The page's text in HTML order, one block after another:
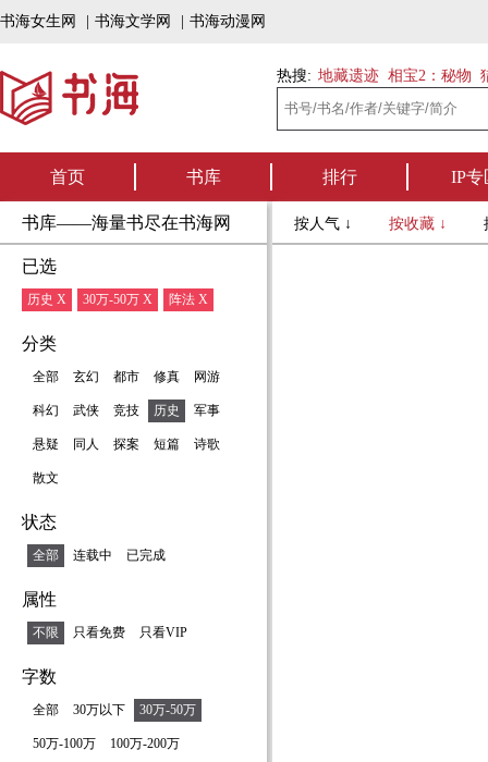
书海女生网 书海文学网 书海动漫网
热搜: 地藏遗迹 相宝2：秘物
首页 书库 排行 IP专
书库——海量书尽在书海网
已选
历史 X 30万-50万 X 阵法 X
分类
全部 玄幻 都市 修真 网游
科幻 武侠 竞技 历史 军事
悬疑 同人 探案 短篇 诗歌
散文
状态
全部 连载中 已完成
属性
不限 只看免费 只看VIP
字数
全部 30万以下 30万-50万
50万-100万 100万-200万
按人气 ↓ 按收藏 ↓